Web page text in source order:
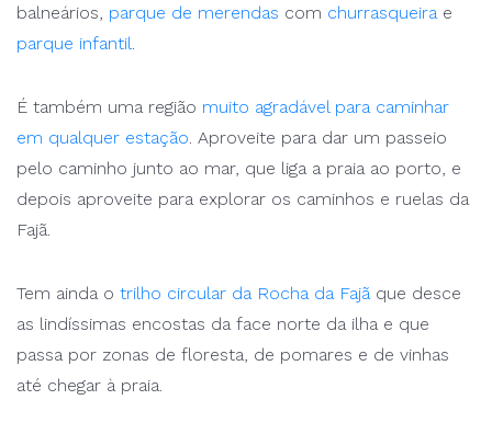
balneários, parque de merendas com churrasqueirae
parque infantil.
É também uma região muito agradável para caminhar
em qualquer estação. Aproveite para dar um passeio
pelo caminho junto ao mar, que liga a praia ao porto, e
depois aproveite para explorar os caminhos e ruelas da
Fajã.
Tem ainda o trilho circular da Rocha da Fajãque desce
as lindíssimas encostas da face norte da ilha e que
passa por zonas de floresta, de pomares e de vinhas
até chegar à praia.